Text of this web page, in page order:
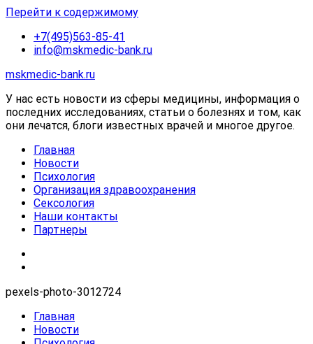
Перейти к содержимому
+7(495)563-85-41
info@mskmedic-bank.ru
mskmedic-bank.ru
У нас есть новости из сферы медицины, информация о
последних исследованиях, статьи о болезнях и том, как
они лечатся, блоги известных врачей и многое другое.
Главная
Новости
Психология
Организация здравоохранения
Сексология
Наши контакты
Партнеры
pexels-photo-3012724
Главная
Новости